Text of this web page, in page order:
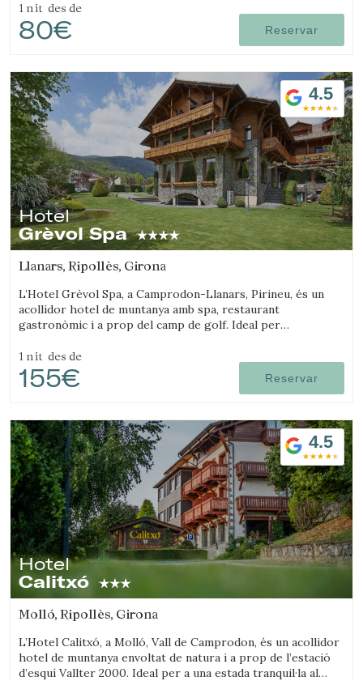
1 nit des de
80€ Reservar
4.5
Hotel
Grèvol Spa
Llanars, Ripollès, Girona
L’Hotel Grèvol Spa, a Camprodon-Llanars, Pirineu, és un
acollidor hotel de muntanya amb spa, restaurant
gastronòmic i a prop del camp de golf. Ideal per
1 nit des de
155€ Reservar
4.5
Hotel
Calitxó
Molló, Ripollès, Girona
L’Hotel Calitxó, a Molló, Vall de Camprodon, és un acollidor
hotel de muntanya envoltat de natura i a prop de l’estació
d’esquí Vallter 2000. Ideal per a una estada tranquil·la al